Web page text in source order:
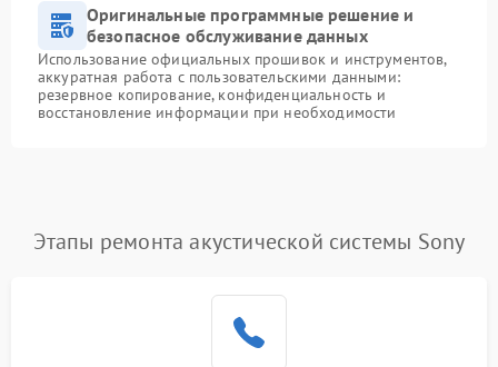
Оригинальные программные решение и
безопасное обслуживание данных
Использование официальных прошивок и инструментов,
аккуратная работа с пользовательскими данными:
резервное копирование, конфиденциальность и
восстановление информации при необходимости
Этапы ремонта акустической системы Sony